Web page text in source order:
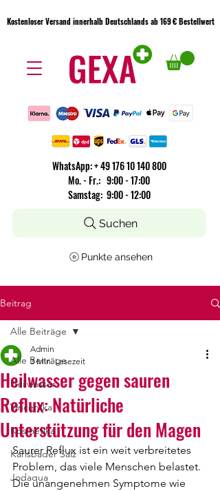
Suchen
WhatsApp:+49 176 10 140 800
​Mo. - Fr.: 9:00 - 17:00
Samstag: 9:00 - 12:00
Punkte ansehen
Kostenloser Versand innerhalb Deutschlands ab 169 € Bestellwert
Kostenloser Versand innerhalb Deutschlands ab 169 € Bestellwert
Beitrag
Alle Beiträge
Heilwasser
Vincentka
Kosmetika
Karlsbader Salz
Jodaqua
Alle Beiträge
Heilwasser gegen sauren
Reflux: Natürliche
Unterstützung für den Magen
Admin
3 Min. Lesezeit
Saurer Reflux ist ein weit verbreitetes
Problem, das viele Menschen belastet.
Die unangenehmen Symptome wie